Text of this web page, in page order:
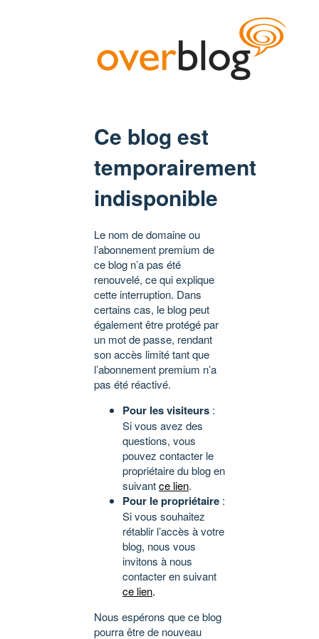
Ce blog est
temporairement
indisponible
Le nom de domaine ou
l’abonnement premium de
ce blog n’a pas été
renouvelé, ce qui explique
cette interruption. Dans
certains cas, le blog peut
également être protégé par
un mot de passe, rendant
son accès limité tant que
l’abonnement premium n’a
pas été réactivé.
Pour les visiteurs :
Si vous avez des
questions, vous
pouvez contacter le
propriétaire du blog en
suivantce lien.
Pour le propriétaire :
Si vous souhaitez
rétablir l’accès à votre
blog, nous vous
invitons à nous
contacter en suivant
ce lien.
Nous espérons que ce blog
pourra être de nouveau